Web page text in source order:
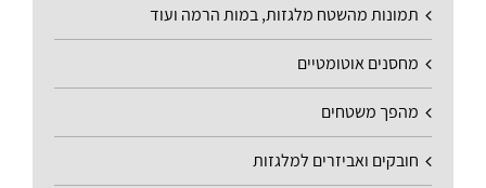
תמונות מהשטח מלגזות, במות הרמה ועוד
מחסנים אוטומטיים
מהפך משטחים
חובקים ואביזרים למלגזות